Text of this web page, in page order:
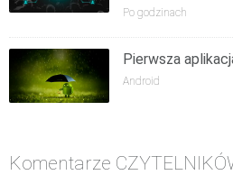
Po godzinach
Pierwsza
Android
Komentarze